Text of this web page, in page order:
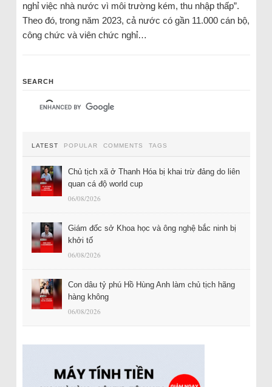
nghỉ việc nhà nước vì môi trường kém, thu nhập thấp”.
Theo đó, trong năm 2023, cả nước có gần 11.000 cán bộ,
công chức và viên chức nghỉ…
SEARCH
LATEST POPULAR COMMENTS TAGS
Chủ tịch xã ở Thanh Hóa bị khai trừ đảng do liên
quan cá độ world cup
06/08/2026
Giám đốc sở Khoa học và ông nghệ bắc ninh bị
khởi tố
06/08/2026
Con dâu tỷ phú Hồ Hùng Anh làm chủ tịch hãng
hàng không
06/08/2026